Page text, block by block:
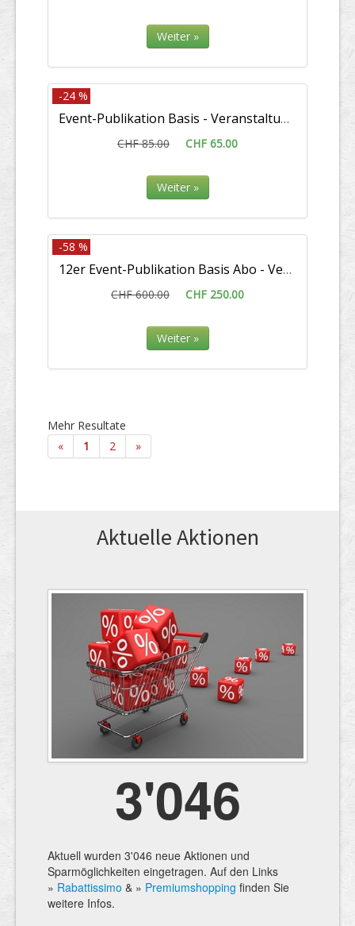
Weiter »
-24 %
Event-Publikation Basis - Veranstaltung / Anlass
CHF 85.00 CHF 65.00
Weiter »
-58 %
12er Event-Publikation Basis Abo - Veranstaltung / Anlass
CHF 600.00 CHF 250.00
Weiter »
Mehr Resultate
«
1 2 »
Aktuelle Aktionen
3'046
Aktuell wurden 3'046 neue Aktionen und
Sparmöglichkeiten eingetragen. Auf den Links
» Rabattissimo & » Premiumshopping finden Sie
weitere Infos.